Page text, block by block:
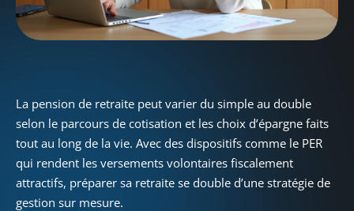
La pension de retraite peut varier du simple au double
selon le parcours de cotisation et les choix d’épargne faits
tout au long de la vie. Avec des dispositifs comme le PER
qui rendent les versements volontaires fiscalement
attractifs, préparer sa retraite se double d’une stratégie de
gestion sur mesure.